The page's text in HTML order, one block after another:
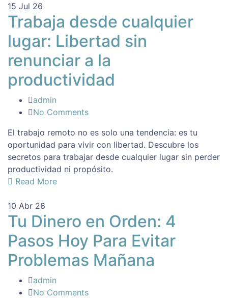
15 Jul 26
Trabaja desde cualquier
lugar: Libertad sin
renunciar a la
productividad
admin
No Comments
El trabajo remoto no es solo una tendencia: es tu
oportunidad para vivir con libertad. Descubre los
secretos para trabajar desde cualquier lugar sin perder
productividad ni propósito.
Read More
10 Abr 26
Tu Dinero en Orden: 4
Pasos Hoy Para Evitar
Problemas Mañana
admin
No Comments